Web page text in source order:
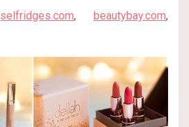
selfridges.com,beautybay.com,